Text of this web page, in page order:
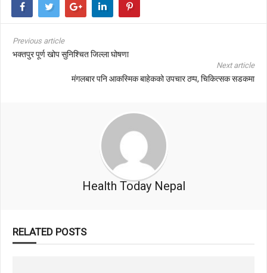
Previous article
भक्तपुर पूर्ण खोप सुनिश्चित जिल्ला घोषणा
Next article
मंगलबार पनि आकस्मिक बाहेकको उपचार ठप्प, चिकित्सक सडकमा
Health Today Nepal
RELATED POSTS